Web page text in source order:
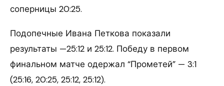
соперницы 20:25.
Подопечные Ивана Петкова показали
результаты —25:12 и 25:12. Победу в первом
финальном матче одержал “Прометей” — 3:1
(25:16, 20:25, 25:12, 25:12).